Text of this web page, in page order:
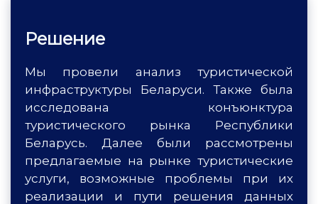
Решение
Мы провели анализ туристической
инфраструктуры Беларуси. Также была
исследована конъюнктура
туристического рынка Республики
Беларусь. Далее были рассмотрены
предлагаемые на рынке туристические
услуги, возможные проблемы при их
реализации и пути решения данных